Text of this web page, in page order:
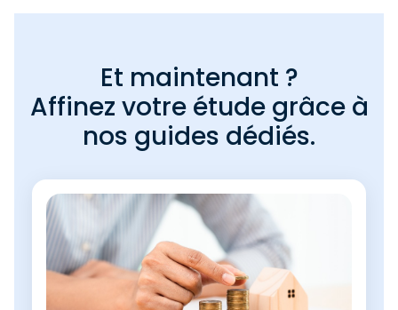
Et maintenant ?
Affinez votre étude grâce à
nos guides dédiés.